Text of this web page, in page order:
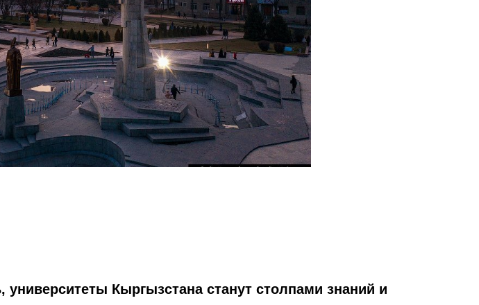
Кыргызстана станут столпами знаний и